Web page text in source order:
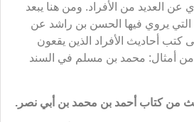
عن العديد من الأفراد. ومن هنا يبعد
التي يروي فيها الحسن بن راشد عن
كتب أحاديث الأفراد الذين يقعون
من أمثال: محمد بن مسلم في السند
من كتاب أحمد بن محمد بن أبي نصر.